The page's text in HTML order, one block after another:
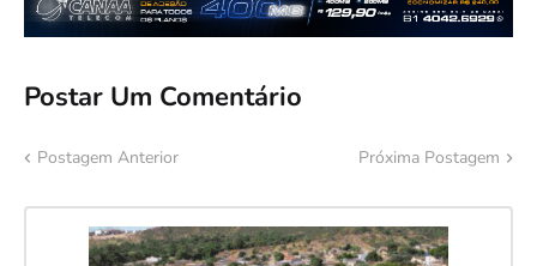
Postar Um Comentário
Postagem Anterior Próxima Postagem